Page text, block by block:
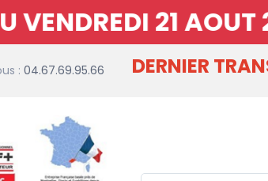
21 AOUT
: 04.67.69.95.66 DERNIER